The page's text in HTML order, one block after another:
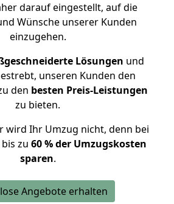
darauf eingestellt, auf die
Wünsche unserer Kunden
einzugehen.
Lösungen und
unseren Kunden den
den besten Preis-Leistungen
zu bieten.
wird Ihr Umzug nicht, denn bei
zu 60 % der Umzugskosten
sparen.
Angebote erhalten